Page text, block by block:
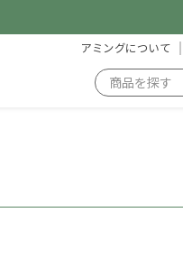
アミングについて